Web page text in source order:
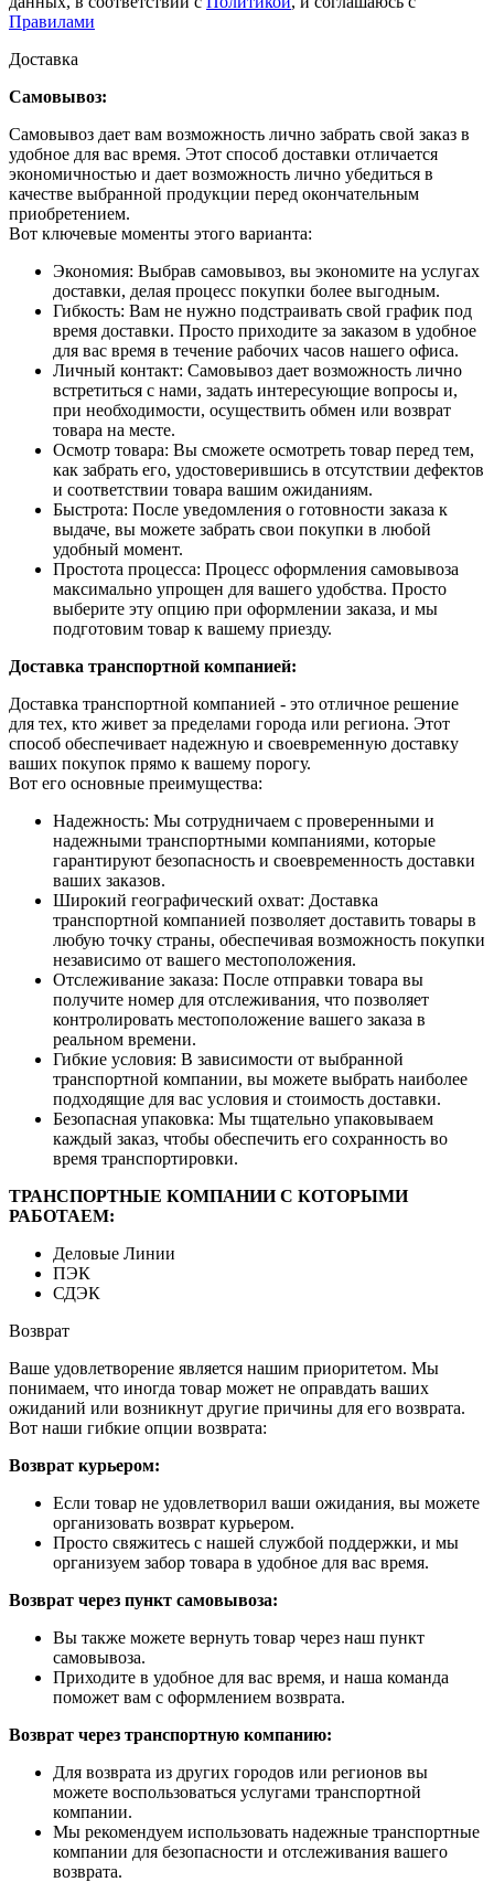
Правилами
Доставка
Самовывоз:
Самовывоз дает вам возможность лично забрать свой заказ в
удобное для вас время. Этот способ доставки отличается
экономичностью и дает возможность лично убедиться в
качестве выбранной продукции перед окончательным
приобретением.
Вот ключевые моменты этого варианта:
Экономия: Выбрав самовывоз, вы экономите на услугах
доставки, делая процесс покупки более выгодным.
Гибкость: Вам не нужно подстраивать свой график под
время доставки. Просто приходите за заказом в удобное
для вас время в течение рабочих часов нашего офиса.
Личный контакт: Самовывоз дает возможность лично
встретиться с нами, задать интересующие вопросы и,
при необходимости, осуществить обмен или возврат
товара на месте.
Осмотр товара: Вы сможете осмотреть товар перед тем,
как забрать его, удостоверившись в отсутствии дефектов
и соответствии товара вашим ожиданиям.
Быстрота: После уведомления о готовности заказа к
выдаче, вы можете забрать свои покупки в любой
удобный момент.
Простота процесса: Процесс оформления самовывоза
максимально упрощен для вашего удобства. Просто
выберите эту опцию при оформлении заказа, и мы
подготовим товар к вашему приезду.
Доставка транспортной компанией:
Доставка транспортной компанией - это отличное решение
для тех, кто живет за пределами города или региона. Этот
способ обеспечивает надежную и своевременную доставку
ваших покупок прямо к вашему порогу.
Вот его основные преимущества:
Надежность: Мы сотрудничаем с проверенными и
надежными транспортными компаниями, которые
гарантируют безопасность и своевременность доставки
ваших заказов.
Широкий географический охват: Доставка
транспортной компанией позволяет доставить товары в
любую точку страны, обеспечивая возможность покупки
независимо от вашего местоположения.
Отслеживание заказа: После отправки товара вы
получите номер для отслеживания, что позволяет
контролировать местоположение вашего заказа в
реальном времени.
Гибкие условия: В зависимости от выбранной
транспортной компании, вы можете выбрать наиболее
подходящие для вас условия и стоимость доставки.
Безопасная упаковка: Мы тщательно упаковываем
каждый заказ, чтобы обеспечить его сохранность во
время транспортировки.
ТРАНСПОРТНЫЕ КОМПАНИИ С КОТОРЫМИ
РАБОТАЕМ:
Деловые Линии
ПЭК
СДЭК
Возврат
Ваше удовлетворение является нашим приоритетом. Мы
понимаем, что иногда товар может не оправдать ваших
ожиданий или возникнут другие причины для его возврата.
Вот наши гибкие опции возврата:
Возврат курьером:
Если товар не удовлетворил ваши ожидания, вы можете
организовать возврат курьером.
Просто свяжитесь с нашей службой поддержки, и мы
организуем забор товара в удобное для вас время.
Возврат через пункт самовывоза:
Вы также можете вернуть товар через наш пункт
самовывоза.
Приходите в удобное для вас время, и наша команда
поможет вам с оформлением возврата.
Возврат через транспортную компанию:
Для возврата из других городов или регионов вы
можете воспользоваться услугами транспортной
компании.
Мы рекомендуем использовать надежные транспортные
компании для безопасности и отслеживания вашего
возврата.